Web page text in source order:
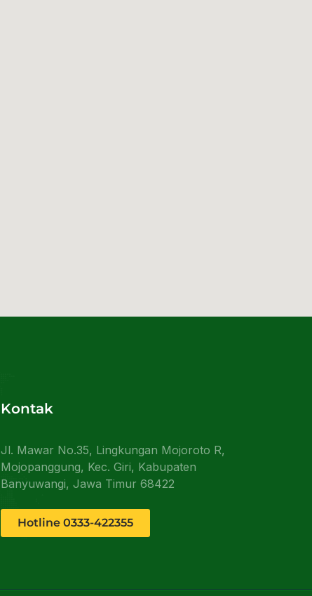
Kontak
Jl. Mawar No.35, Lingkungan Mojoroto R,
Mojopanggung, Kec. Giri, Kabupaten
Banyuwangi, Jawa Timur 68422
Hotline 0333-422355